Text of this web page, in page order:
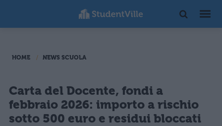
HOME NEWS SCUOLA
Carta del Docente, fondi a
febbraio 2026: importo a rischio
sotto 500 euro e residui bloccati